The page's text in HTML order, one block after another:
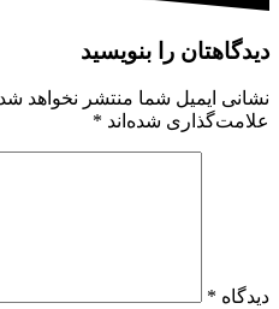
دیدگاهتان را بنویسید
نشانی ایمیل شما منتشر نخواهد
علامت‌گذاری شده‌اند *
دیدگاه *